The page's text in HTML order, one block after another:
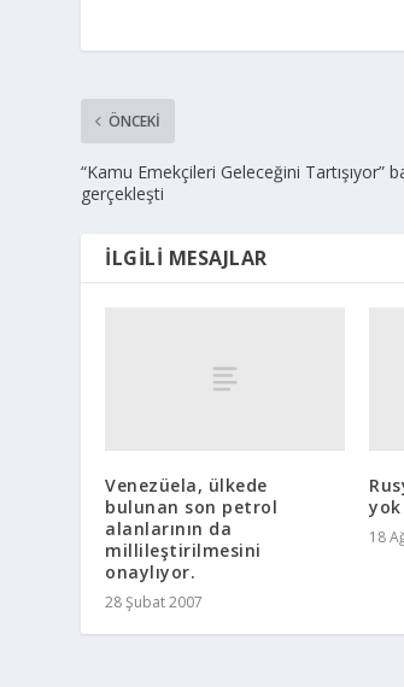
ÖNCEKI
“Kamu Emekçileri Geleceğini Tartışıyor”
gerçekleşti
İLGILI MESAJLAR
Venezüela, ülkede
bulunan son petrol
alanlarının da
millileştirilmesini
onaylıyor.
28 Şubat 2007
18